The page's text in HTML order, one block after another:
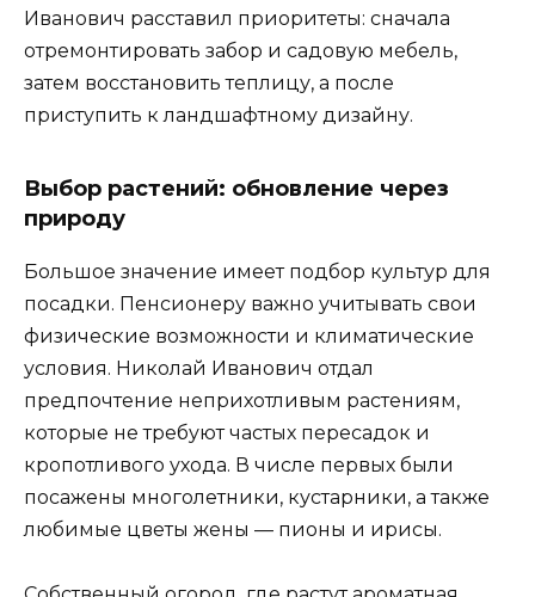
Иванович расставил приоритеты: сначала
отремонтировать забор и садовую мебель,
затем восстановить теплицу, а после
приступить к ландшафтному дизайну.
Выбор растений: обновление через
природу
Большое значение имеет подбор культур для
посадки. Пенсионеру важно учитывать свои
физические возможности и климатические
условия. Николай Иванович отдал
предпочтение неприхотливым растениям,
которые не требуют частых пересадок и
кропотливого ухода. В числе первых были
посажены многолетники, кустарники, а также
любимые цветы жены — пионы и ирисы.